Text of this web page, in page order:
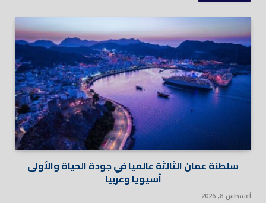
سلطنة عمان الثالثة عالميا في جودة الحياة والأولى
آسيويا وعربيا
أغسطس 8, 2026